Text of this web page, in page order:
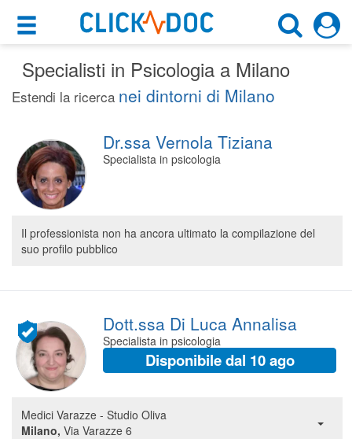
×
Motore di ricerca
×
Cerca uno specialista
Milano (MI)
Cosa possiamo offrirti
Prenota una visita
Ricerca specialisti
Consulti online
(su medicitalia.it)
Prenotazioni online
Planner e rubrica in cloud
Segreteria virtuale
Teleconsulto
Specialisti in Psicologia a Milano
Estendi la ricerca nei dintorni di Milano
Dr.ssa Vernola Tiziana
Specialista in psicologia
Il professionista non ha ancora ultimato la compilazione del
suo profilo pubblico
Dott.ssa Di Luca Annalisa
Specialista in psicologia
Disponibile dal 10 ago
Medici Varazze - Studio Oliva
Milano, Via Varazze 6